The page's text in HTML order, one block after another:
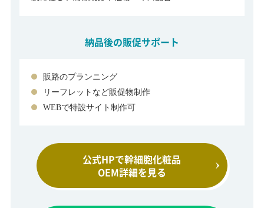
納品後の販促サポート
販路のプランニング
リーフレットなど販促物制作
WEBで特設サイト制作可
公式HPで幹細胞化粧品
OEM詳細を見る